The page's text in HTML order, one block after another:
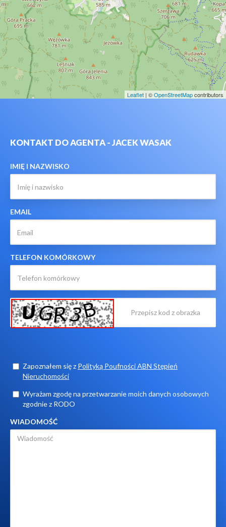
Leaflet | ©OpenStreetMapcontributors
KONTAKT DO AGENTA - JACEK WASAK
IMIĘ I NAZWISKO
EMAIL
TELEFON KOMÓRKOWY
Zapoznałem się z Polityką Poufności ABN Stępień
Nieruchomości
Wyrażam zgodę na przetwarzanie moich danych osobowych
zgodnie z RODO
WIADOMOŚĆ